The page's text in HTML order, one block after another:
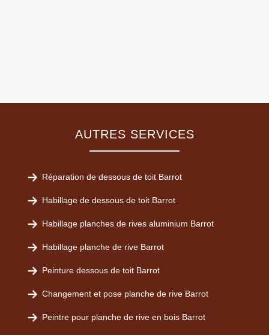
AUTRES SERVICES
Réparation de dessous de toit Barrot
Habillage de dessous de toit Barrot
Habillage planches de rives aluminium Barrot
Habillage planche de rive Barrot
Peinture dessous de toit Barrot
Changement et pose planche de rive Barrot
Peintre pour planche de rive en bois Barrot